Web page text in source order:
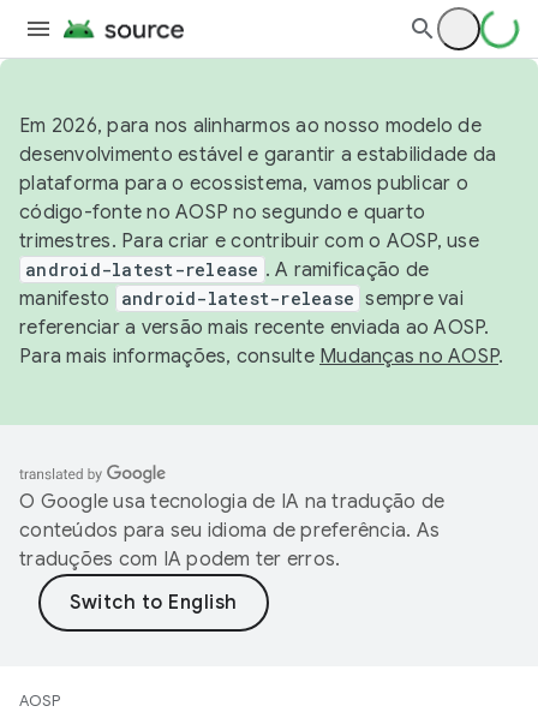
Em 2026, para nos alinharmos ao nosso modelo de
desenvolvimento estável e garantir a estabilidade da
plataforma para o ecossistema, vamos publicar o
código-fonte no AOSP no segundo e quarto
trimestres. Para criar e contribuir com o AOSP, use
android-latest-release . A ramificação de
manifesto
android-latest-release sempre vai
referenciar a versão mais recente enviada ao AOSP.
Para mais informações, consulte Mudanças no AOSP.
O Google usa tecnologia de IA na tradução de
conteúdos para seu idioma de preferência. As
traduções com IA podem ter erros.
AOSP